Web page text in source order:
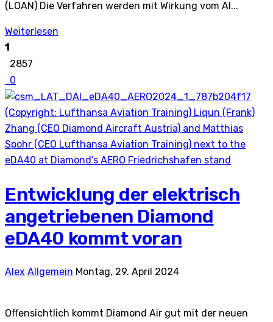
(LOAN) Die Verfahren werden mit Wirkung vom AI...
Weiterlesen
1
2857
0
(Copyright: Lufthansa Aviation Training) Liqun (Frank)
Zhang (CEO Diamond Aircraft Austria) and Matthias
Spohr (CEO Lufthansa Aviation Training) next to the
eDA40 at Diamond’s AERO Friedrichshafen stand
Entwicklung der elektrisch
angetriebenen Diamond
eDA40 kommt voran
Alex Allgemein Montag, 29. April 2024
Offensichtlich kommt Diamond Air gut mit der neuen